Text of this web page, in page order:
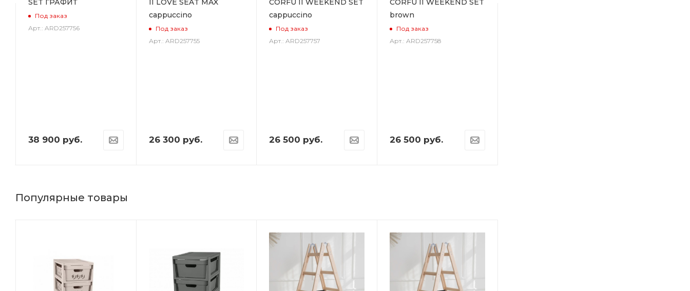
SET ГРАФИТ
Под заказ
Арт.: ARD257756
38 900 руб.
II LOVE SEAT MAX
cappuccino
Под заказ
Арт.: ARD257755
26 300 руб.
CORFU II WEEKEND SET
cappuccino
Под заказ
Арт.: ARD257757
26 500 руб.
CORFU II WEEKEND SET
brown
Под заказ
Арт.: ARD257758
26 500 руб.
Популярные товары